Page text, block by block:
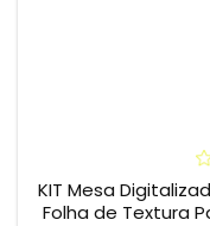
KIT Mesa
Folha de Textura